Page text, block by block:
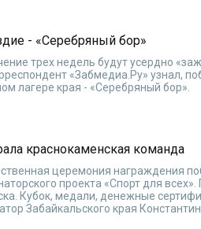
- «Серебряный бор»
трех недель будут усердно
«Забмедиа.Ру» узнал,
лагере края - «Серебряный бор».
краснокаменская команда
церемония награждения
проекта «Спорт для
Кубок, медали, денежные
Забайкальского края